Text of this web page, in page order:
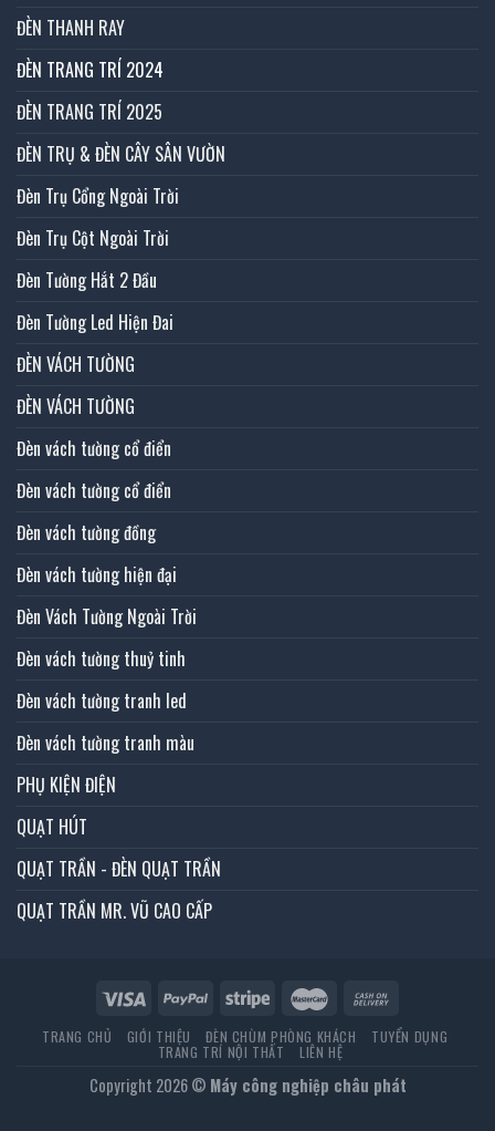
ĐÈN THANH RAY
ĐÈN TRANG TRÍ 2024
ĐÈN TRANG TRÍ 2025
ĐÈN TRỤ & ĐÈN CÂY SÂN VƯỜN
Đèn Trụ Cổng Ngoài Trời
Đèn Trụ Cột Ngoài Trời
Đèn Tường Hắt 2 Đầu
Đèn Tường Led Hiện Đai
ĐÈN VÁCH TƯỜNG
ĐÈN VÁCH TƯỜNG
Đèn vách tường cổ điển
Đèn vách tường cổ điển
Đèn vách tường đồng
Đèn vách tường hiện đại
Đèn Vách Tường Ngoài Trời
Đèn vách tường thuỷ tinh
Đèn vách tường tranh led
Đèn vách tường tranh màu
PHỤ KIỆN ĐIỆN
QUẠT HÚT
QUẠT TRẦN - ĐÈN QUẠT TRẦN
QUẠT TRẦN MR. VŨ CAO CẤP
TRANG CHỦ GIỚI THIỆU ĐÈN CHÙM PHÒNG KHÁCH TUYỂN DỤNG
TRANG TRÍ NỘI THẤT LIÊN HỆ
Copyright 2026 © Máy công nghiệp châu phát